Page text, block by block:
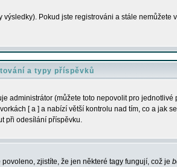
Pokud jste registrováni a stále nemůžete
a typy příspěvků
administrátor (můžete toto nepovolit pro jednotlivé
[ a ] a nabízí větší kontrolu nad tím, co a jak
při odesílání příspěvku.
zjistíte, že jen některé tagy fungují, což je